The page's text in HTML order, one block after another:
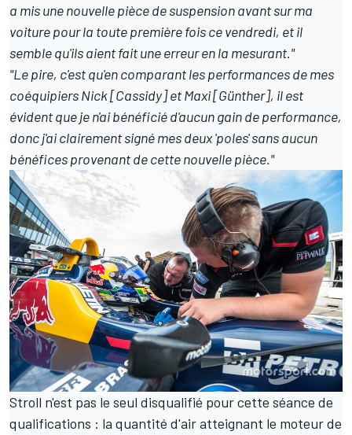
a mis une nouvelle pièce de suspension avant sur ma
voiture pour la toute première fois ce vendredi, et il
semble qu'ils aient fait une erreur en la mesurant."
"Le pire, c'est qu'en comparant les performances de mes
coéquipiers Nick [Cassidy] et Maxi [Günther], il est
évident que je n'ai bénéficié d'aucun gain de performance,
donc j'ai clairement signé mes deux 'poles' sans aucun
bénéfices provenant de cette nouvelle pièce."
Stroll n'est pas le seul disqualifié pour cette séance de
qualifications : la quantité d'air atteignant le moteur de